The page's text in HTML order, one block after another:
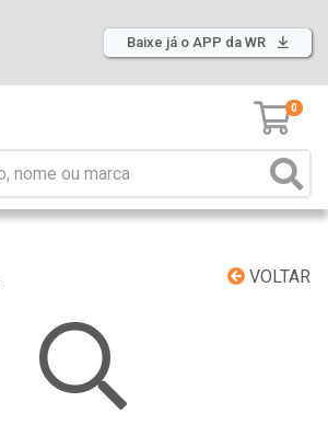
Baixe já o APP da WR
0
VOLTAR